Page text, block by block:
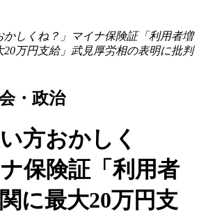
かしくね？」マイナ保険証「利用者増
20万円支給」武見厚労相の表明に批判
・政治
方おかしく
保険証「利用者
に最大20万円支